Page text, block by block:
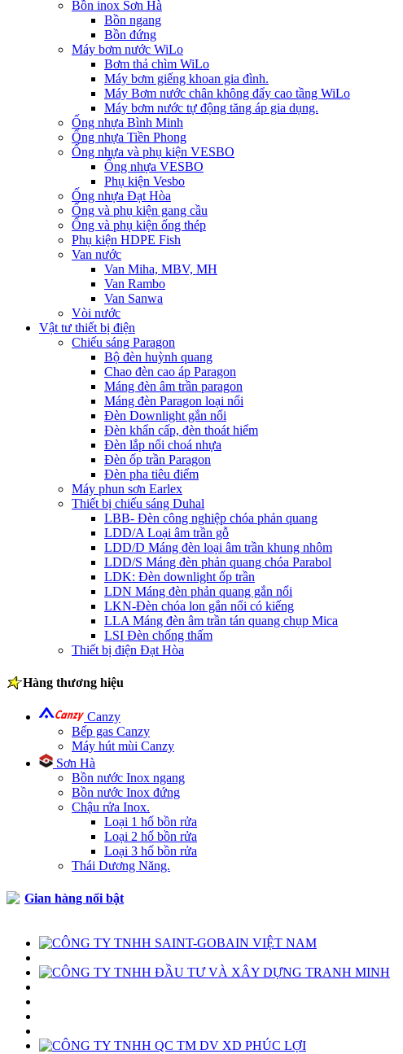
Bồn inox Sơn Hà
Bồn ngang
Bồn đứng
Máy bơm nước WiLo
Bơm thả chìm WiLo
Máy bơm giếng khoan gia đình.
Máy Bơm nước chân không đẩy cao tầng WiLo
Máy bơm nước tự động tăng áp gia dụng.
Ống nhựa Bình Minh
Ống nhựa Tiền Phong
Ống nhựa và phụ kiện VESBO
Ống nhựa VESBO
Phụ kiện Vesbo
Ống nhựa Đạt Hòa
Ống và phụ kiện gang cầu
Ống và phụ kiện ống thép
Phụ kiện HDPE Fish
Van nước
Van Miha, MBV, MH
Van Rambo
Van Sanwa
Vòi nước
Vật tư thiết bị điện
Chiếu sáng Paragon
Bộ đèn huỳnh quang
Chao đèn cao áp Paragon
Máng đèn âm trần paragon
Máng đèn Paragon loại nổi
Đèn Downlight gắn nổi
Đèn khẩn cấp, đèn thoát hiểm
Đèn lắp nổi choá nhựa
Đèn ốp trần Paragon
Đèn pha tiêu điểm
Máy phun sơn Earlex
Thiết bị chiếu sáng Duhal
LBB- Đèn công nghiệp chóa phản quang
LDD/A Loại âm trần gỗ
LDD/D Máng đèn loại âm trần khung nhôm
LDD/S Máng đèn phản quang chóa Parabol
LDK: Đèn downlight ốp trần
LDN Máng đèn phản quang gắn nổi
LKN-Đèn chóa lon gắn nổi có kiếng
LLA Máng đèn âm trần tán quang chụp Mica
LSI Đèn chống thấm
Thiết bị điện Đạt Hòa
Hàng thương hiệu
Canzy
Bếp gas Canzy
Máy hút mùi Canzy
Sơn Hà
Bồn nước Inox ngang
Bồn nước Inox đứng
Chậu rửa Inox.
Loại 1 hố bồn rửa
Loại 2 hố bồn rửa
Loại 3 hố bồn rửa
Thái Dương Năng.
Gian hàng nổi bật